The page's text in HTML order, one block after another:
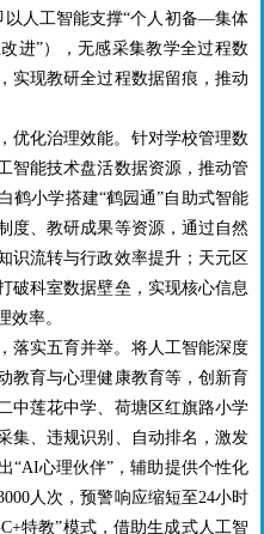
以人工智能支撑“个人初备—集体
”），无感采集教学全过程数
实现教研全过程数据留痕，推动
优化治理效能。针对学校管理数
智能技术盘活数据资源，推动管
鹤小学搭建“鹤园通”自助式智能
度、教研成果等资源，通过自然
识流转与行政效率提升；天元区
破科室数据壁垒，实现核心信息
效率。
落实五育并举。将人工智能深度
教育与心理健康教育等，创新育
中莲花中学、荷塘区红旗路小学
集、违规识别、自动排名，激发
“AI心理伙伴”，辅助提供个性化
人次，预警响应缩短至24小时
特教”模式，借助生成式人工智